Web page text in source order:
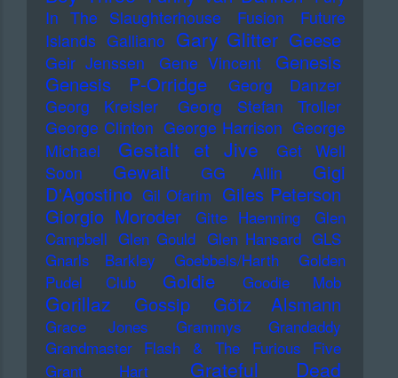
In The Slaughterhouse
Fusion
Future
Islands Galliano Gary Glitter Geese
Geir Jenssen Gene Vincent
Genesis
Genesis P-Orridge
Georg Danzer
Georg Kreisler
Georg Stefan Troller
George Clinton George Harrison George
Michael
Gestalt et Jive
Get Well
Soon
Gewalt GG Allin
Gigi
D'Agostino Gil Ofarim Giles Peterson
Giorgio Moroder
Gitte Haenning
Glen
Campbell Glen Gould Glen Hansard GLS
Gnarls Barkley
Goebbels/Harth
Golden
Pudel Club
Goldie Goodie Mob
Gorillaz Gossip Götz Alsmann
Grace Jones Grammys
Grandaddy
Grandmaster Flash & The Furious Five
Grant Hart
Grateful Dead